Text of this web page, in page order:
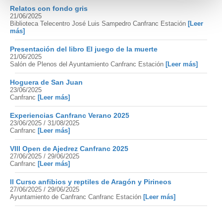
Relatos con fondo gris
21/06/2025
Biblioteca Telecentro José Luis Sampedro Canfranc Estación [Leer
más]
Presentación del libro El juego de la muerte
21/06/2025
Salón de Plenos del Ayuntamiento Canfranc Estación [Leer más]
Hoguera de San Juan
23/06/2025
Canfranc [Leer más]
Experiencias Canfranc Verano 2025
23/06/2025 / 31/08/2025
Canfranc [Leer más]
VIII Open de Ajedrez Canfranc 2025
27/06/2025 / 29/06/2025
Canfranc [Leer más]
II Curso anfibios y reptiles de Aragón y Pirineos
27/06/2025 / 29/06/2025
Ayuntamiento de Canfranc Canfranc Estación [Leer más]